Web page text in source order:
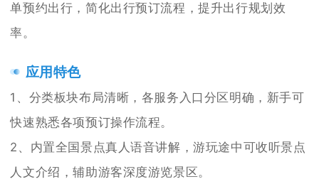
单预约出行，简化出行预订流程，提升出行规划效
率。
应用特色
1、分类板块布局清晰，各服务入口分区明确，新手可
快速熟悉各项预订操作流程。
2、内置全国景点真人语音讲解，游玩途中可收听景点
人文介绍，辅助游客深度游览景区。